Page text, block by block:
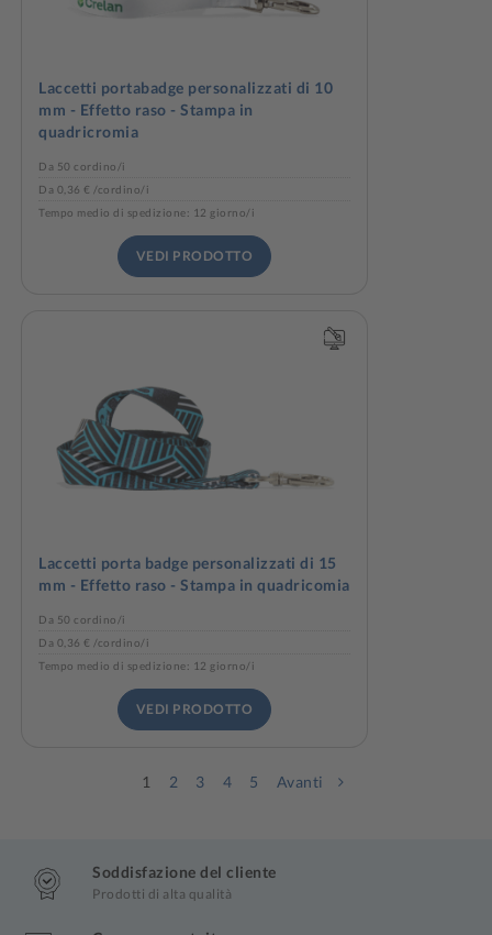
Laccetti portabadge personalizzati di 10
mm - Effetto raso - Stampa in
quadricromia
Da 50 cordino/i
Da 0,36 € /cordino/i
Tempo medio di spedizione: 12 giorno/i
VEDI PRODOTTO
Laccetti porta badge personalizzati di 15
mm - Effetto raso - Stampa in quadricomia
Da 50 cordino/i
Da 0,36 € /cordino/i
Tempo medio di spedizione: 12 giorno/i
VEDI PRODOTTO
1 2 3 4 5 Avanti
Soddisfazione del cliente
Prodotti di alta qualità